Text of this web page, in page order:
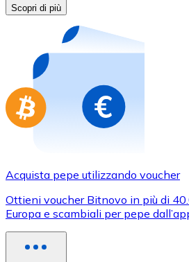
Acquista gift card dei tuoi
Vai al negozio di carte regalo
Scopri di più
Acquista pepe utilizzando voucher
Ottieni voucher Bitnovo in più di
Europa e scambiali per pepe